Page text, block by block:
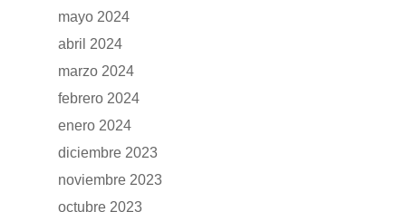
mayo 2024
abril 2024
marzo 2024
febrero 2024
enero 2024
diciembre 2023
noviembre 2023
octubre 2023